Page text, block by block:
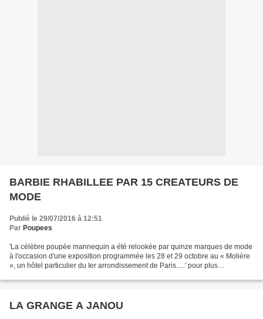
BARBIE RHABILLEE PAR 15 CREATEURS DE
MODE
Publié le 29/07/2016 à 12:51
Par Poupees
'La célèbre poupée mannequin a été relookée par quinze marques de mode
à l'occasion d'une exposition programmée les 28 et 29 octobre au « Molière
», un hôtel particulier du Ier arrondissement de Paris.....' pour plus
LA GRANGE A JANOU